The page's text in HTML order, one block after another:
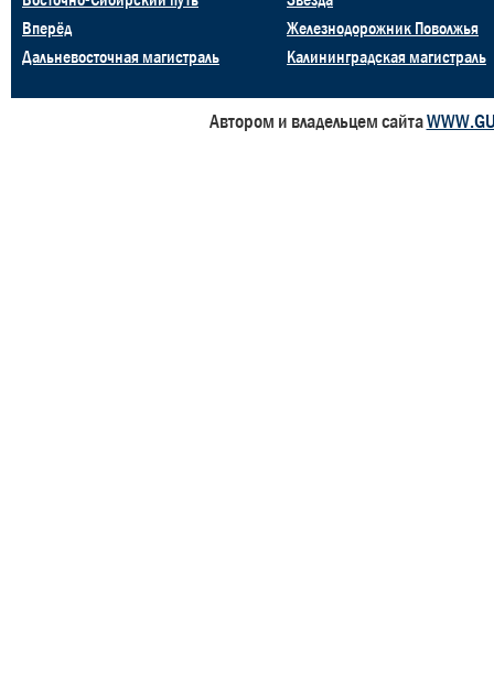
Вперёд
Дальневосточная магистраль
Железнодорожник Поволжья
Калининградская магистраль
Автором и владельцем сайта